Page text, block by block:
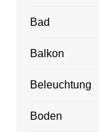
Bad
Balkon
Beleuchtung
Boden